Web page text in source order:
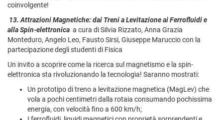
coinvolgente!
13. Attrazioni Magnetiche: dai Treni a Levita­zione ai Ferrofluidi e
alla Spin-elettronica a cura diSilvia Rizzato, Anna Grazia
Monteduro, Angelo Leo, Fausto Sirsi, Giuseppe Maruccio con la
partecipazione degli studenti di Fisica
Un invito a scoprire come la ricerca sul magnetismo e la spin-
elettronica sta rivoluzionando la tecnologia! Saranno mostrati:
Un prototipo di treno a levitazione magnetica (MagLev) che
vola a pochi centimetri dalla rotaia consumando pochissima
energia, con velocità fino a 600 km/h;